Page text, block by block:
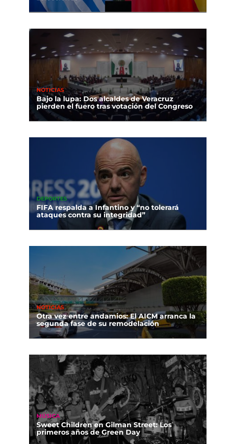
NOTICIAS
Bajo la lupa: Dos alcaldes de Veracruz
pierden el fuero tras votación del Congreso
DEPORTES
FIFA respalda a Infantino y “no tolerará
ataques contra su integridad”
NOTICIAS
Otra vez entre andamios: El AICM arranca la
segunda fase de su remodelación
MÚSICA
Sweet Children en Gilman Street: Los
primeros años de Green Day